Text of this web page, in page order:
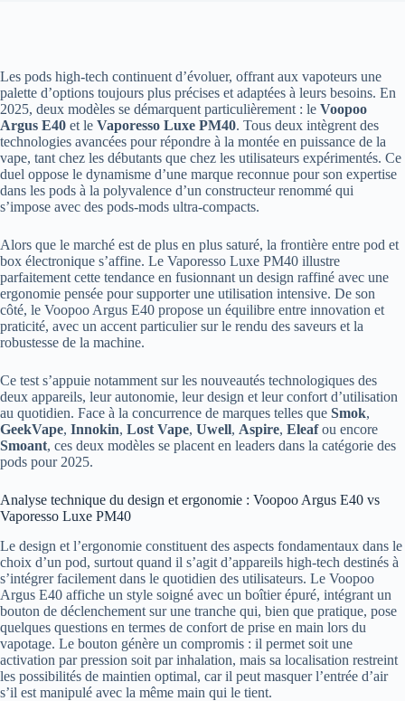
Les pods high-tech continuent d’évoluer, offrant aux vapoteurs une
palette d’options toujours plus précises et adaptées à leurs besoins. En
2025, deux modèles se démarquent particulièrement : le Voopoo
Argus E40 et le Vaporesso Luxe PM40. Tous deux intègrent des
technologies avancées pour répondre à la montée en puissance de la
vape, tant chez les débutants que chez les utilisateurs expérimentés. Ce
duel oppose le dynamisme d’une marque reconnue pour son expertise
dans les pods à la polyvalence d’un constructeur renommé qui
s’impose avec des pods-mods ultra-compacts.
Alors que le marché est de plus en plus saturé, la frontière entre pod et
box électronique s’affine. Le Vaporesso Luxe PM40 illustre
parfaitement cette tendance en fusionnant un design raffiné avec une
ergonomie pensée pour supporter une utilisation intensive. De son
côté, le Voopoo Argus E40 propose un équilibre entre innovation et
praticité, avec un accent particulier sur le rendu des saveurs et la
robustesse de la machine.
Ce test s’appuie notamment sur les nouveautés technologiques des
deux appareils, leur autonomie, leur design et leur confort d’utilisation
au quotidien. Face à la concurrence de marques telles que Smok,
GeekVape, Innokin, Lost Vape, Uwell, Aspire, Eleafou encore
Smoant, ces deux modèles se placent en leaders dans la catégorie des
pods pour 2025.
Analyse technique du design et ergonomie : Voopoo Argus E40 vs
Vaporesso Luxe PM40
Le design et l’ergonomie constituent des aspects fondamentaux dans le
choix d’un pod, surtout quand il s’agit d’appareils high-tech destinés à
s’intégrer facilement dans le quotidien des utilisateurs. Le Voopoo
Argus E40 affiche un style soigné avec un boîtier épuré, intégrant un
bouton de déclenchement sur une tranche qui, bien que pratique, pose
quelques questions en termes de confort de prise en main lors du
vapotage. Le bouton génère un compromis : il permet soit une
activation par pression soit par inhalation, mais sa localisation restreint
les possibilités de maintien optimal, car il peut masquer l’entrée d’air
s’il est manipulé avec la même main qui le tient.